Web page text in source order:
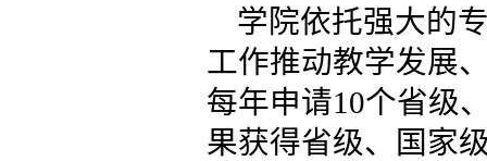
学院依托强大的
工作推动教学发展
每年申请10个省级
果获得省级、国家